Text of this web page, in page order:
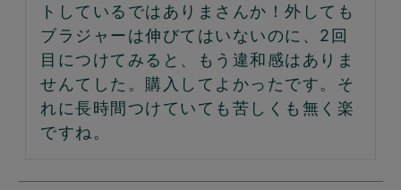
トしているではありまさんか！外しても
ブラジャーは伸びてはいないのに、2回
目につけてみると、もう違和感はありま
せんてした。購入してよかったです。そ
れに長時間つけていても苦しくも無く楽
ですね。